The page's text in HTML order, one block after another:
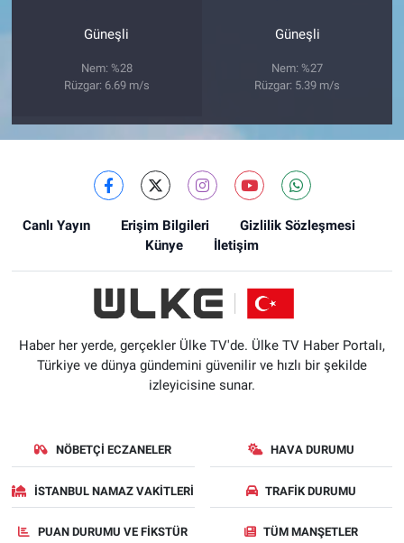
Güneşli
Nem: %28
Rüzgar: 6.69 m/s
Güneşli
Nem: %27
Rüzgar: 5.39 m/s
Canlı Yayın Erişim Bilgileri
Gizlilik Sözleşmesi
Künye
İletişim
Haber her yerde, gerçekler Ülke TV'de. Ülke TV Haber Portalı,
Türkiye ve dünya gündemini güvenilir ve hızlı bir şekilde
izleyicisine sunar.
NÖBETÇI ECZANELER HAVA DURUMU
İSTANBUL NAMAZ VAKITLERI TRAFIK DURUMU
PUAN DURUMU VE FIKSTÜR TÜM MANŞETLER